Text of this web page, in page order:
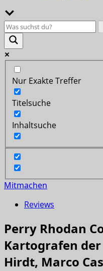
Nur Exakte Treffer
Titelsuche
Inhaltsuche
Mitmachen
Reviews
Perry Rhodan
Kartografen
Hirdt, Marco